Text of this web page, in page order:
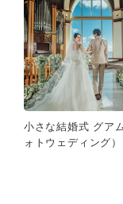
小さな結婚式 グア
ォトウェディング）